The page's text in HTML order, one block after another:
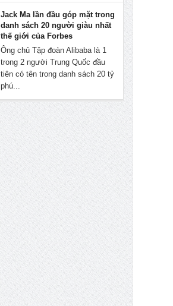
Jack Ma lần đầu góp mặt trong
danh sách 20 người giàu nhất
thế giới của Forbes
Ông chủ Tập đoàn Alibaba là 1
trong 2 người Trung Quốc đầu
tiên có tên trong danh sách 20 tỷ
phú...